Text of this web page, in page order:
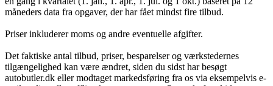
måneders data fra opgaver, der har fået mindst fire tilbud.
Priser inkluderer moms og andre eventuelle afgifter.
Det faktiske antal tilbud, priser, besparelser og værkstedernes
tilgængelighed kan være ændret, siden du sidst har besøgt
autobutler.dk eller modtaget markedsføring fra os via eksempelvis e-